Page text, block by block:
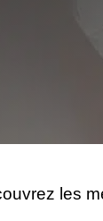
les